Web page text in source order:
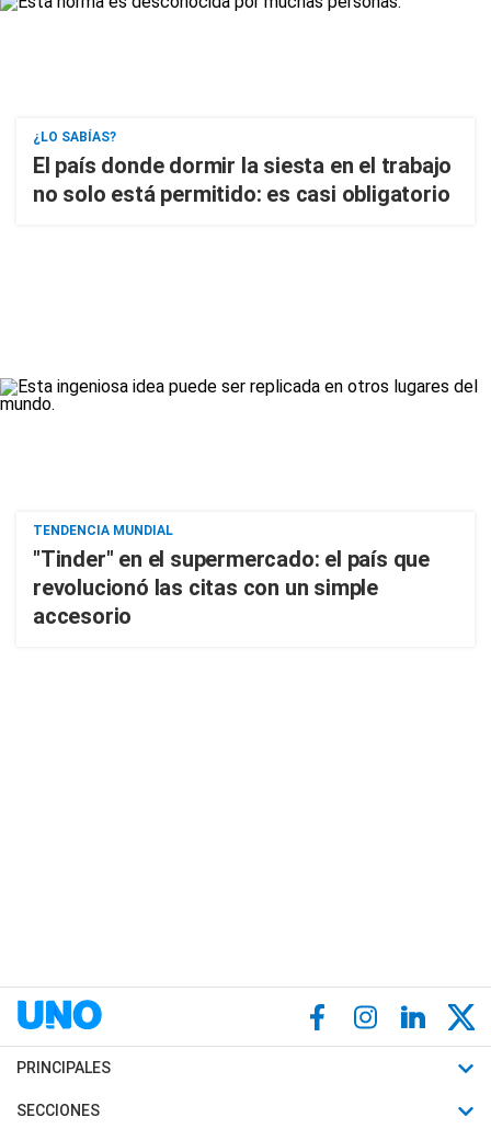
¿LO SABÍAS?
El país donde dormir la siesta en el trabajo
no solo está permitido: es casi obligatorio
TENDENCIA MUNDIAL
"Tinder" en el supermercado: el país que
revolucionó las citas con un simple
accesorio
PRINCIPALES
Últimas Noticias
SECCIONES